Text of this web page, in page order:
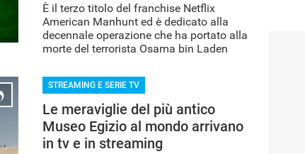
È il terzo titolo del franchise Netflix
American Manhunt ed è dedicato alla
decennale operazione che ha portato alla
morte del terrorista Osama bin Laden
STREAMING E SERIE TV
Le meraviglie del più antico
Museo Egizio al mondo arrivano
in tv e in streaming